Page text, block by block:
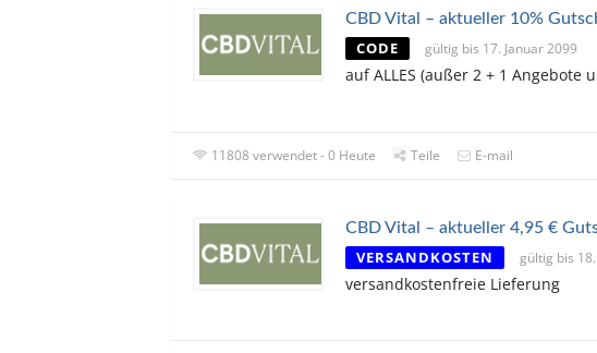
CBD Vital – aktueller 10%
CODE gültig bis 17. Januar 2099
auf ALLES (außer 2 + 1 Angebote
11808 verwendet - 0 Heute Teile E-mail
CBD Vital – aktueller 4,95 €
VERSANDKOSTEN gültig bis
versandkostenfreie Lieferung